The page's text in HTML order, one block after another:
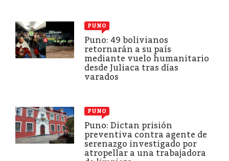
PUNO
Puno: 49 bolivianos
retornarán a su país
mediante vuelo humanitario
desde Juliaca tras días
varados
PUNO
Puno: Dictan prisión
preventiva contra agente de
serenazgo investigado por
atropellar a una trabajadora